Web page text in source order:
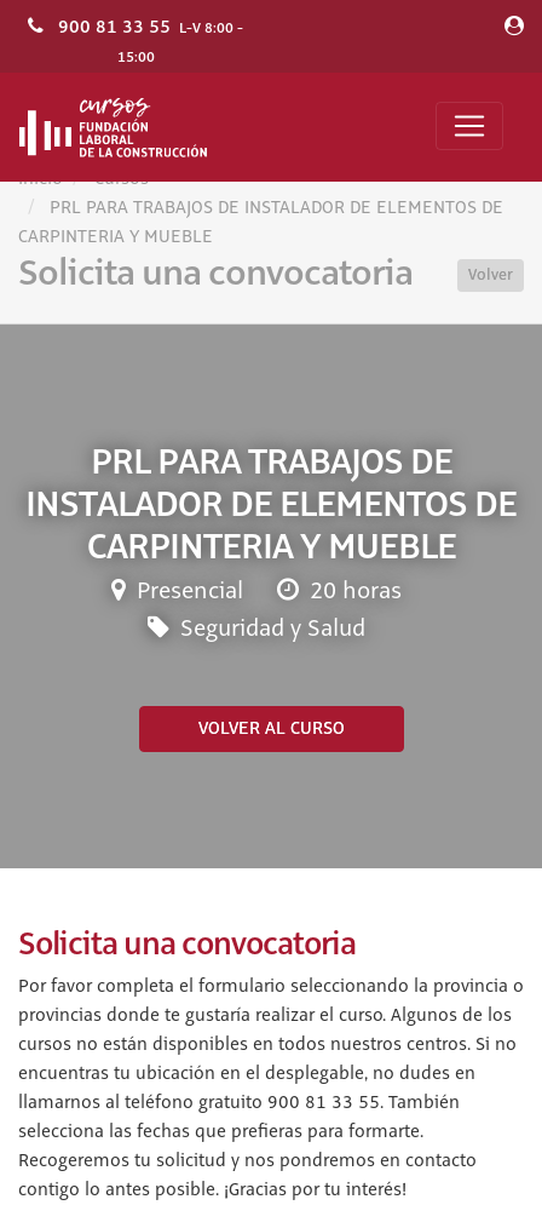
900 81 33 55 L-V 8:00 -
15:00
Inicio
Cursos
PRL PARA TRABAJOS DE INSTALADOR DE ELEMENTOS DE
CARPINTERIA Y MUEBLE
Solicita una convocatoria Volver
PRL PARA TRABAJOS DE
INSTALADOR DE ELEMENTOS DE
CARPINTERIA Y MUEBLE
Presencial
20 horas
Seguridad y Salud
VOLVER AL CURSO
Solicita una convocatoria
Por favor completa el formulario seleccionando la provincia o
provincias donde te gustaría realizar el curso. Algunos de los
cursos no están disponibles en todos nuestros centros. Si no
encuentras tu ubicación en el desplegable, no dudes en
llamarnos al teléfono gratuito 900 81 33 55. También
selecciona las fechas que prefieras para formarte.
Recogeremos tu solicitud y nos pondremos en contacto
contigo lo antes posible. ¡Gracias por tu interés!